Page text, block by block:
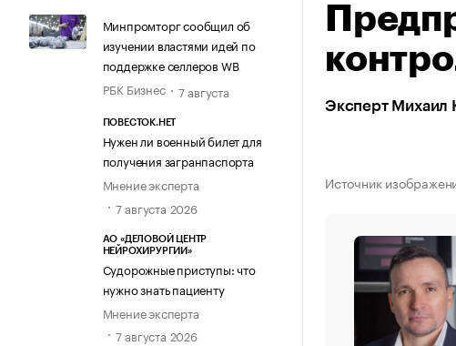
Минпромторг сообщил об
изучении властями идей по
поддержке селлеров WB
РБК Бизнес
7 августа
ПОВЕСТОК.НЕТ
Нужен ли военный билет для
получения загранпаспорта
Мнение эксперта
7 августа 2026
АО «ДЕЛОВОЙ ЦЕНТР
НЕЙРОХИРУРГИИ»
Судорожные приступы: что
нужно знать пациенту
Мнение эксперта
7 августа 2026
Эксперт Михаил
Источник